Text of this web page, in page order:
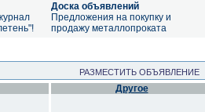
Доска объявлений
Предложения на покупку и
продажу металлопроката
РАЗМЕСТИТЬ ОБЪЯВЛЕНИЕ
Другое